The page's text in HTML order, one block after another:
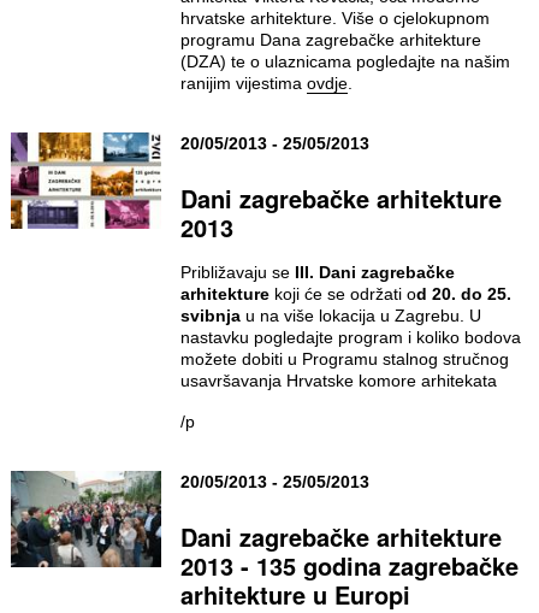
hrvatske arhitekture. Više o cjelokupnom
programu Dana zagrebačke arhitekture
(DZA) te o ulaznicama pogledajte na našim
ranijim vijestima ovdje.
20/05/2013 - 25/05/2013
Dani zagrebačke arhitekture
2013
Približavaju seIII. Dani zagrebačke
arhitekturekoji će se održati od 20. do 25.
svibnjau na više lokacija u Zagrebu. U
nastavku pogledajte program i koliko bodova
možete dobiti u Programu stalnog stručnog
usavršavanja Hrvatske komore arhitekata
/p
20/05/2013 - 25/05/2013
Dani zagrebačke arhitekture
2013 - 135 godina zagrebačke
arhitekture u Europi